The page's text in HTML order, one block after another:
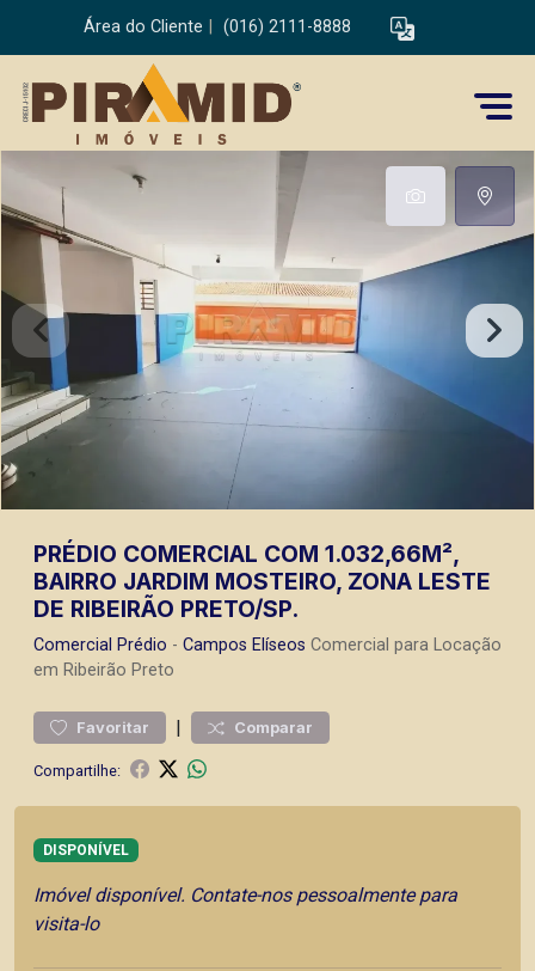
Área do Cliente (016) 2111-8888
PRÉDIO COMERCIAL COM 1.032,66M²,
BAIRRO JARDIM MOSTEIRO, ZONA LESTE
DE RIBEIRÃO PRETO/SP.
Comercial Prédio - Campos Elíseos Comercial para Locação
em Ribeirão Preto
Favoritar | Comparar
Compartilhe:
DISPONÍVEL
Imóvel disponível. Contate-nos pessoalmente para
visita-lo